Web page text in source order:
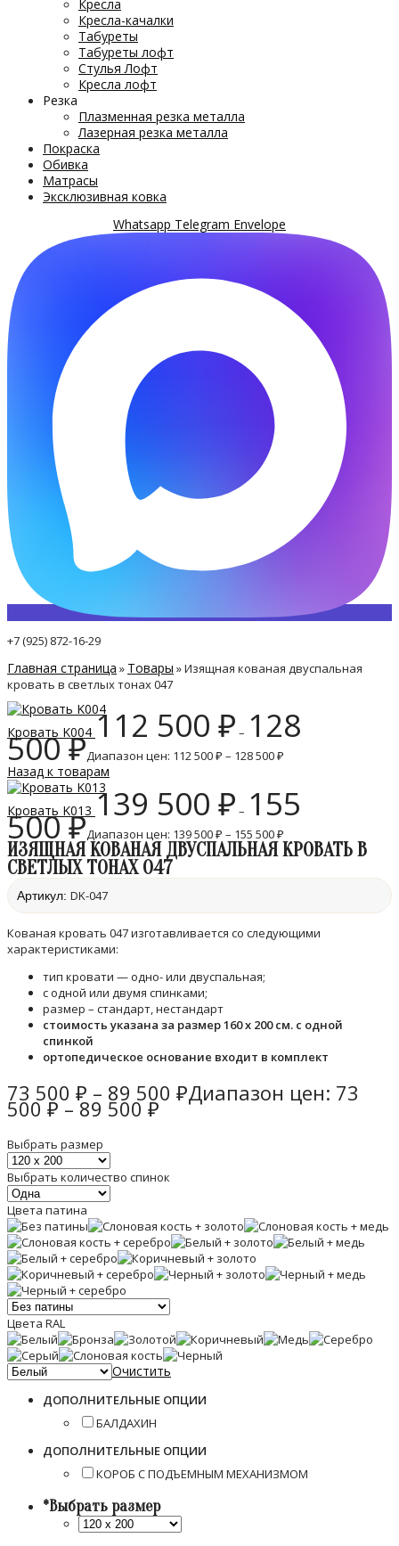
Кресла
Кресла-качалки
Табуреты
Табуреты лофт
Стулья Лофт
Кресла лофт
Резка
Плазменная резка металла
Лазерная резка металла
Покраска
Обивка
Матрасы
Эксклюзивная ковка
Whatsapp Telegram Envelope
+7 (925) 872-16-29
Главная страница » Товары »Изящная кованая двуспальная
кровать в светлых тонах 047
Кровать K004 112 500 ₽ – 128
500₽Диапазон цен: 112 500 ₽ – 128 500 ₽
Назад к товарам
Кровать K013 139 500 ₽ – 155
500₽Диапазон цен: 139 500 ₽ – 155 500 ₽
ИЗЯЩНАЯ КОВАНАЯ ДВУСПАЛЬНАЯ КРОВАТЬ В
СВЕТЛЫХ ТОНАХ 047
Артикул: DK-047
Кованая кровать 047 изготавливается со следующими
характеристиками:
тип кровати — одно- или двуспальная;
с одной или двумя спинками;
размер – стандарт, нестандарт
стоимость указана за размер 160 х 200 см. с одной
спинкой
ортопедическое основание входит в комплект
73 500 ₽ – 89 500 ₽Диапазон цен: 73
500 ₽ – 89 500 ₽
Выбрать размер
Выбрать количество спинок
Цвета патина
Цвета RAL
Очистить
ДОПОЛНИТЕЛЬНЫЕ ОПЦИИ
БАЛДАХИН
ДОПОЛНИТЕЛЬНЫЕ ОПЦИИ
КОРОБ С ПОДЪЕМНЫМ МЕХАНИЗМОМ
*Выбрать размер